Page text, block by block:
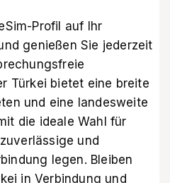
Profil auf Ihr
genießen Sie jederzeit
Türkei bietet eine breite
und eine landesweite
die ideale Wahl für
und
legen. Bleiben
in Verbindung und